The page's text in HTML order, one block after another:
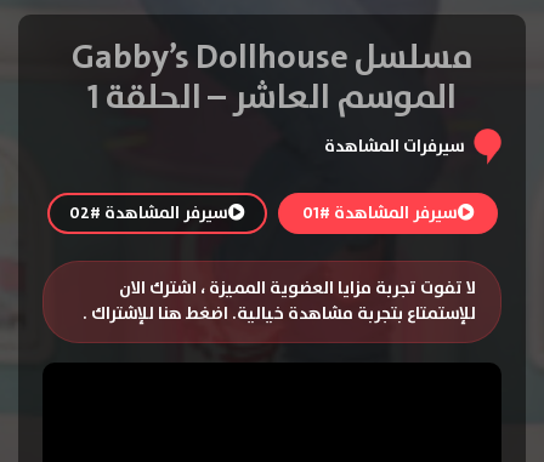
مسلسل Gabby’s Dollhouse
الموسم العاشر – الحلقة 1
سيرفرات المشاهدة
سيرفر المشاهدة #01 سيرفر المشاهدة #02
لا تفوت تجربة مزايا العضوية المميزة ، اشترك الان
للإستمتاع بتجربة مشاهدة خيالية. اضغط هنا للإشتراك .